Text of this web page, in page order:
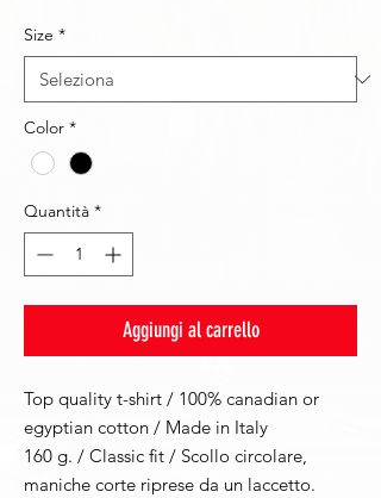
Size *
Color *
Quantità *
Aggiungi al carrello
Top quality t-shirt / 100% canadian or
egyptian cotton / Made in Italy
160 g. / Classic fit / Scollo circolare,
maniche corte riprese da un laccetto.